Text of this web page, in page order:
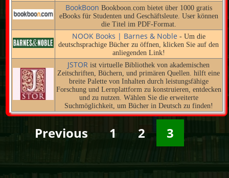
BookBoon Bookboon.com bietet über 1000 gratis
eBooks für Studenten und Geschäftsleute. User können
die Titel im PDF-Format.
NOOK Books | Barnes & Noble - Um die
deutschsprachige Bücher zu öffnen, klicken Sie auf den
anliegenden Link!
JSTOR ist virtuelle Bibliothek von akademischen
Zeitschriften, Büchern, und primären Quellen. hilft eine
breite Palette von Inhalten durch leistungsfähige
Forschung und Lernplattform zu konstruieren, entdecken
und zu nutzen. Wählen Sie die erweiterte
Suchmöglichkeit, um Bücher in Deutsch zu finden!
Previous 1 2 3